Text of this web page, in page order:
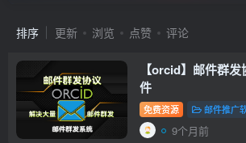
排序 更新 浏览 点赞 评论
【orcid】邮件群
件
免费资源 邮件推广
9个月前